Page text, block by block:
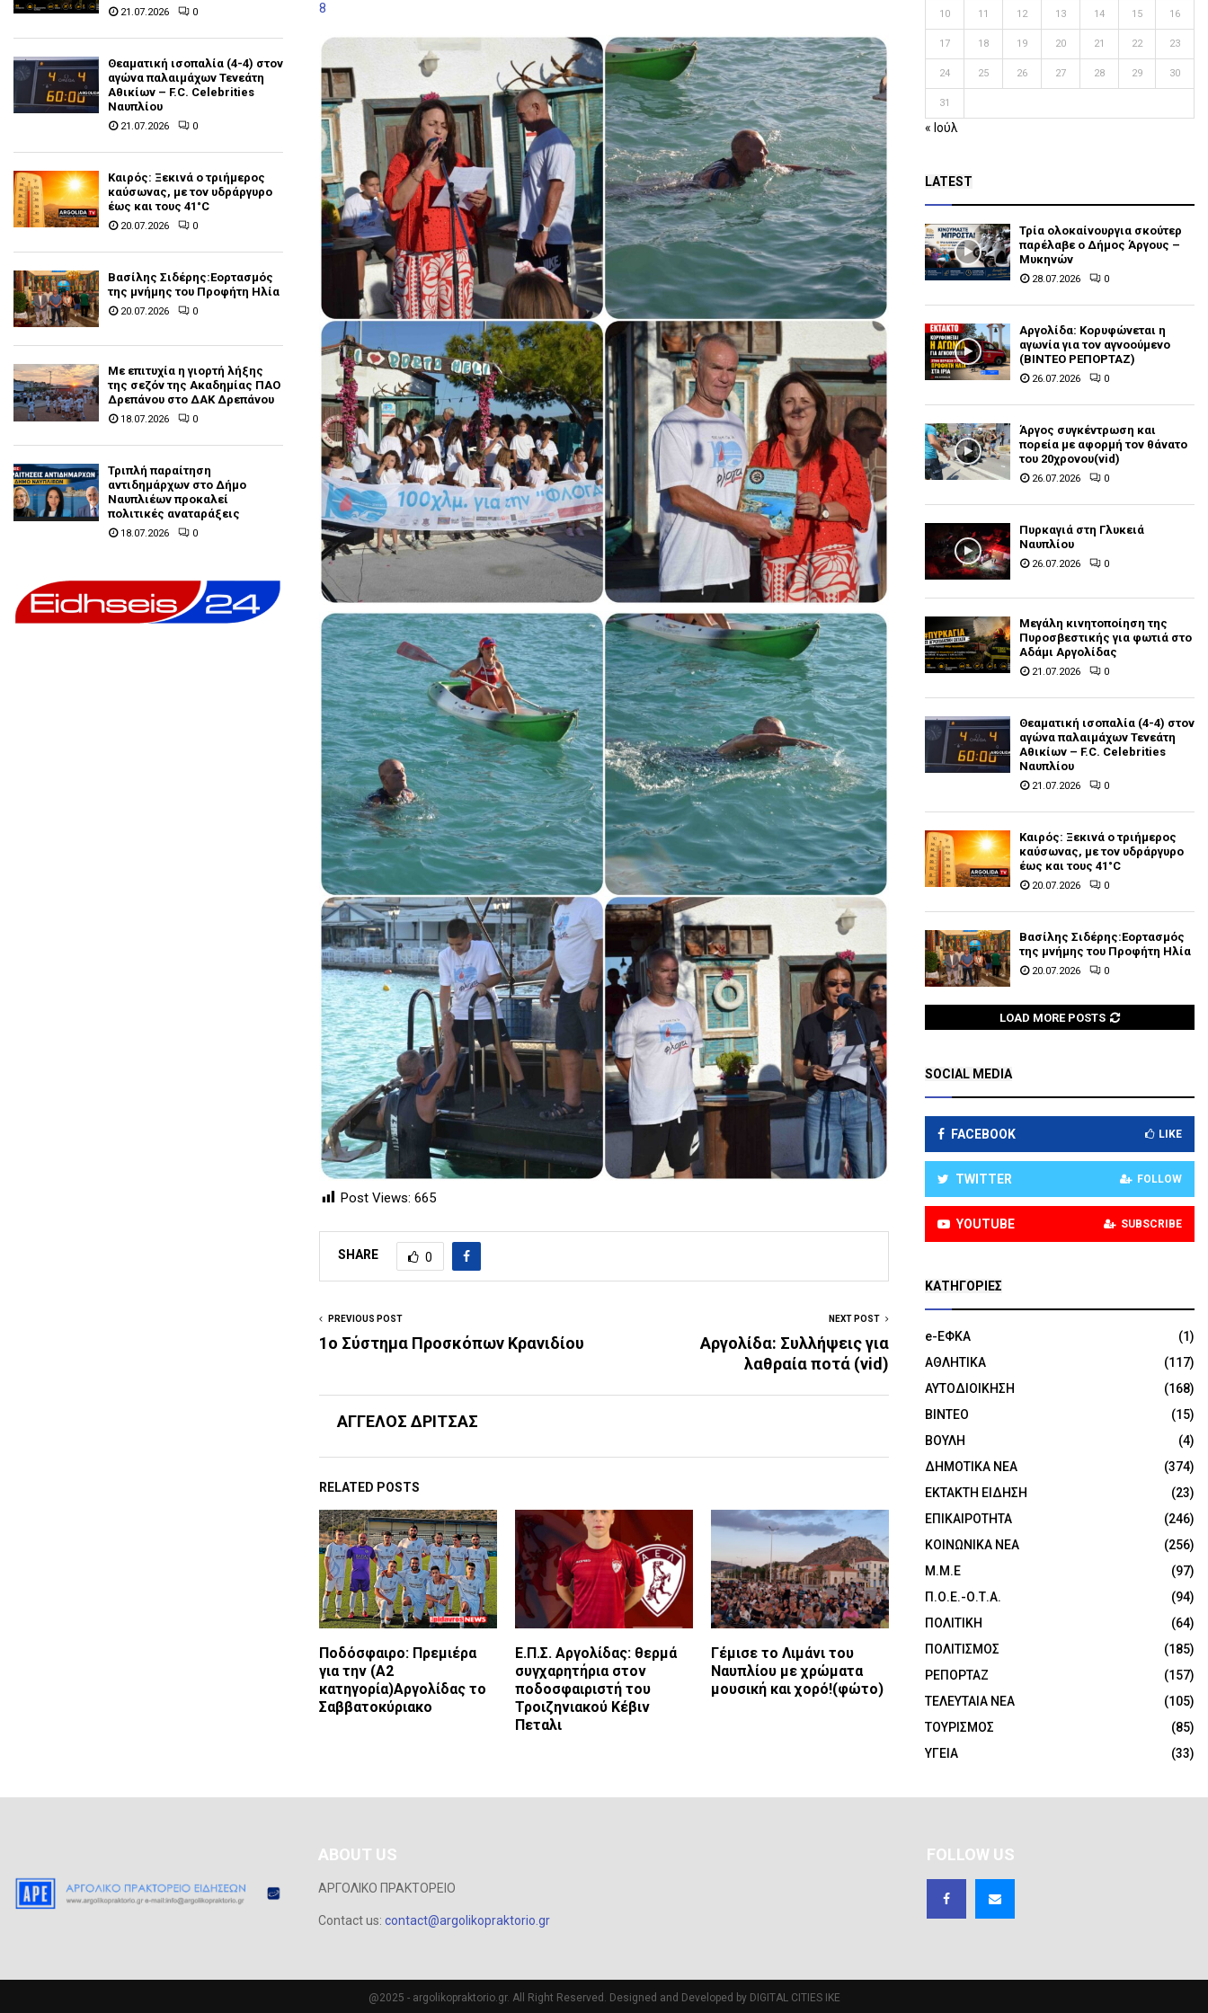
8
Post Views: 665
SHARE 0
PREVIOUS POST
1ο Σύστημα Προσκόπων Κρανιδίου
NEXT POST
Αργολίδα: Συλλήψεις για
λαθραία ποτά (vid)
ΑΓΓΕΛΟΣ ΔΡΙΤΣΑΣ
RELATED POSTS
Ποδόσφαιρο: Πρεμιέρα
για την (Α2
κατηγορία)Αργολίδας το
Σαββατοκύριακο
Ε.Π.Σ. Αργολίδας: θερμά
συγχαρητήρια στον
ποδοσφαιριστή του
Τροιζηνιακού Κέβιν
Πεταλι
Γέμισε το Λιμάνι του
Ναυπλίου με χρώματα
μουσική και χορό!(φώτο)
21.07.2026 0
Θεαματική ισοπαλία (4-4) στον
αγώνα παλαιμάχων Τενεάτη
Αθικίων – F.C. Celebrities
Ναυπλίου
21.07.2026 0
Καιρός: Ξεκινά ο τριήμερος
καύσωνας, με τον υδράργυρο
έως και τους 41°C
20.07.2026 0
Βασίλης Σιδέρης:Εορτασμός
της μνήμης του Προφήτη Ηλία
20.07.2026 0
Με επιτυχία η γιορτή λήξης
της σεζόν της Ακαδημίας ΠΑΟ
Δρεπάνου στο ΔΑΚ Δρεπάνου
18.07.2026 0
Τριπλή παραίτηση
αντιδημάρχων στο Δήμο
Ναυπλιέων προκαλεί
πολιτικές αναταράξεις
18.07.2026 0
10 11 12 13 14 15 16
17 18 19 20 21 22 23
24 25 26 27 28 29 30
31
« Ιούλ
LATEST
Τρία ολοκαίνουργια σκούτερ
παρέλαβε o Δήμος Άργους –
Μυκηνών
28.07.2026 0
Αργολίδα: Κορυφώνεται η
αγωνία για τον αγνοούμενο
(ΒΙΝΤΕΟ ΡΕΠΟΡΤΑΖ)
26.07.2026 0
Άργος συγκέντρωση και
πορεία με αφορμή τον θάνατο
του 20χρονου(vid)
26.07.2026 0
Πυρκαγιά στη Γλυκειά
Ναυπλίου
26.07.2026 0
Μεγάλη κινητοποίηση της
Πυροσβεστικής για φωτιά στο
Αδάμι Αργολίδας
21.07.2026 0
Θεαματική ισοπαλία (4-4) στον
αγώνα παλαιμάχων Τενεάτη
Αθικίων – F.C. Celebrities
Ναυπλίου
21.07.2026 0
Καιρός: Ξεκινά ο τριήμερος
καύσωνας, με τον υδράργυρο
έως και τους 41°C
20.07.2026 0
Βασίλης Σιδέρης:Εορτασμός
της μνήμης του Προφήτη Ηλία
20.07.2026 0
LOAD MORE POSTS
SOCIAL MEDIA
FACEBOOK LIKE
TWITTER FOLLOW
YOUTUBE SUBSCRIBE
KΑΤΗΓΟΡΊΕΣ
e-ΕΦΚΑ
(1)
ΑΘΛΗΤΙΚΑ
(117)
ΑΥΤΟΔΙΟΙΚΗΣΗ
(168)
ΒΙΝΤΕΟ
(15)
ΒΟΥΛΗ
(4)
ΔΗΜΟΤΙΚΑ ΝΕΑ
(374)
ΕΚΤΑΚΤΗ ΕΙΔΗΣΗ
(23)
ΕΠΙΚΑΙΡΟΤΗΤΑ
(246)
ΚΟΙΝΩΝΙΚΑ ΝΕΑ
(256)
Μ.Μ.Ε
(97)
Π.Ο.Ε.-Ο.Τ.Α.
(94)
ΠΟΛΙΤΙΚΗ
(64)
ΠΟΛΙΤΙΣΜΟΣ
(185)
ΡΕΠΟΡΤΑΖ
(157)
ΤΕΛΕΥΤΑΙΑ ΝΕΑ
(105)
ΤΟΥΡΙΣΜΟΣ
(85)
ΥΓΕΙΑ
(33)
ABOUT US
ΑΡΓΟΛΙΚΟ ΠΡΑΚΤΟΡΕΙΟ
Contact us: contact@argolikopraktorio.gr
FOLLOW US
@2025 - argolikopraktorio.gr. All Right Reserved. Designed and Developed by DIGITAL CITIES IKE